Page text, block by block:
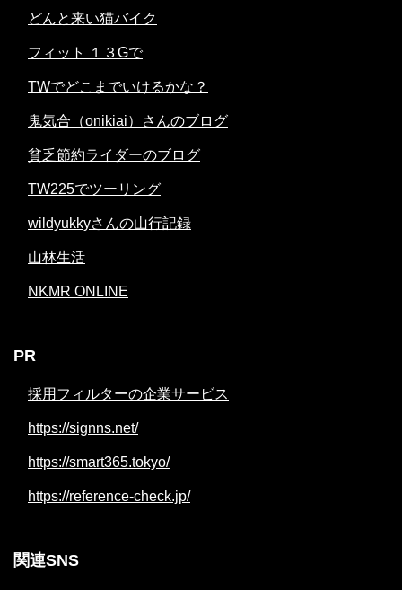
どんと来い猫バイク
フィット １３Gで
TWでどこまでいけるかな？
鬼気合（onikiai）さんのブログ
貧乏節約ライダーのブログ
TW225でツーリング
wildyukkyさんの山行記録
山林生活
NKMR ONLINE
PR
採用フィルターの企業サービス
https://signns.net/
https://smart365.tokyo/
https://reference-check.jp/
関連SNS